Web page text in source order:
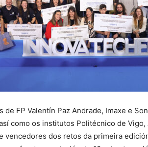
de FP Valentín Paz Andrade, Imaxe e
como os institutos Politécnico de
vencedores dos retos da primeira